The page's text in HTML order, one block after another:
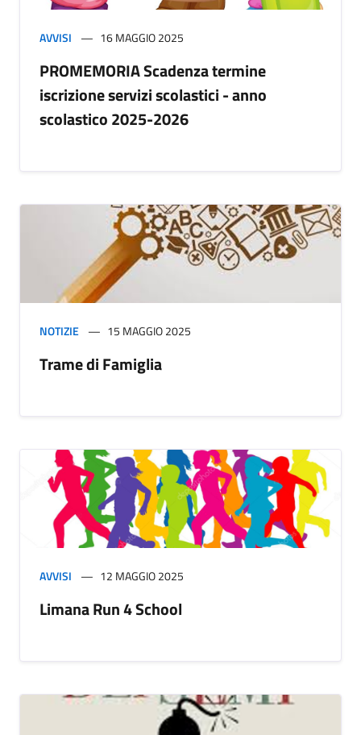
AVVISI 16 MAGGIO 2025
PROMEMORIA Scadenza termine
iscrizione servizi scolastici - anno
scolastico 2025-2026
NOTIZIE 15 MAGGIO 2025
Trame di Famiglia
AVVISI 12 MAGGIO 2025
Limana Run 4 School